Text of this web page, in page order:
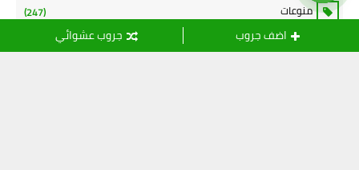
اضف جروب جروب عشوائي
منوعات (247)
نموذج الاتصال